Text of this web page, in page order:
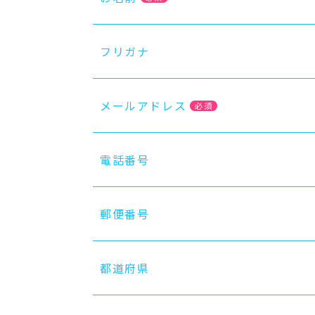
フリガナ
メールアドレス 必須
電話番号
郵便番号
都道府県